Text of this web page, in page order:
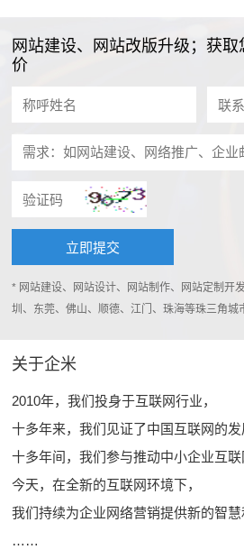
网站建设、网站改版升级；获
价
* 网站建设、网站设计、网站制作、网站定制开
圳、东莞、佛山、顺德、江门、珠海等珠三角城
关于企米
2010年，我们投身于互联网行业，
十多年来，我们见证了中国互联网的发
十多年间，我们参与推动中小企业互联
今天，在全新的互联网环境下，
我们持续为企业网络营销提供新的智慧
……